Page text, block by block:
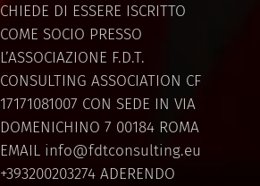
CHIEDE DI ESSERE ISCRITTO
COME SOCIO PRESSO
L’ASSOCIAZIONE F.D.T.
CONSULTING ASSOCIATION CF
17171081007 CON SEDE IN VIA
DOMENICHINO 7 00184 ROMA
EMAIL info@fdtconsulting.eu
+393200203274 ADERENDO